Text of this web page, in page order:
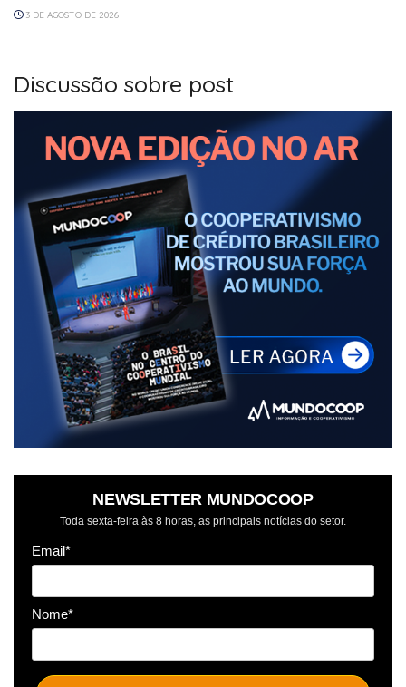
3 DE AGOSTO DE 2026
Discussão sobre post
NEWSLETTER MUNDOCOOP
Toda sexta-feira às 8 horas, as principais notícias do setor.
Email*
Nome*